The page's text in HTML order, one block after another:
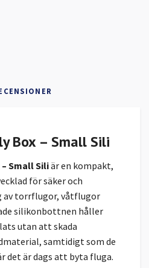
Box – Small Sili
Small Siliär en kompakt,
för säker och
av torrflugor, våtflugor
silikonbottnen håller
utan att skada
samtidigt som de
det är dags att byta fluga.